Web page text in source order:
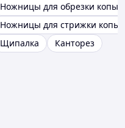
Ножницы для обрезки
Ножницы для стрижки
Щипалка
Канторез